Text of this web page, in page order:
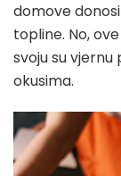
domove
topline. No,
svoju su
okusima.